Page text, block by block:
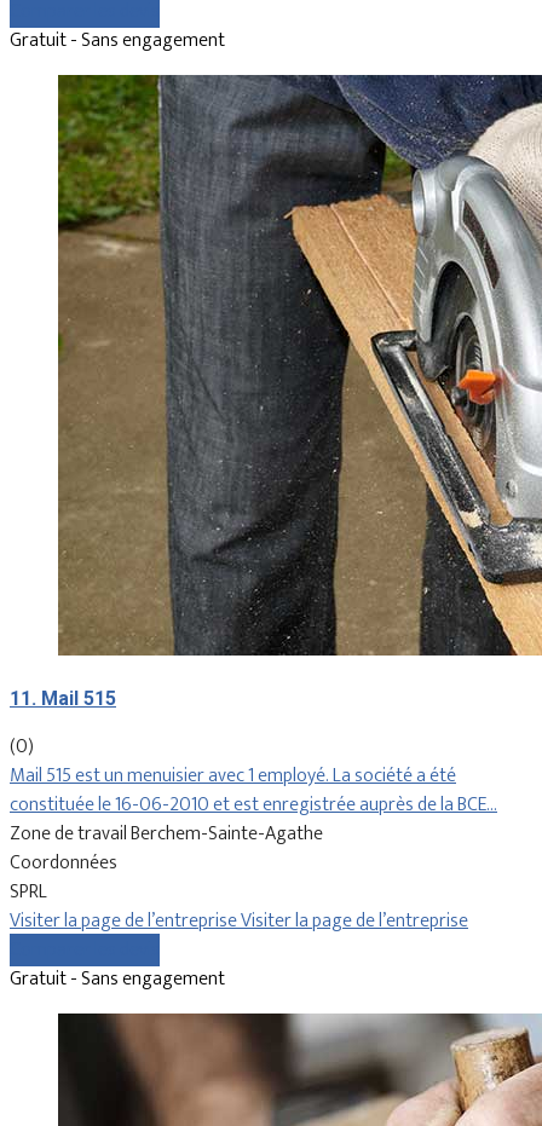
Gratuit - Sans engagement
11. Mail 515
(0)
Mail 515 est un menuisier avec 1 employé. La société a été
constituée le 16-06-2010 et est enregistrée auprès de la BCE…
Zone de travail Berchem-Sainte-Agathe
Coordonnées
SPRL
Visiter la page de l’entrepriseVisiter la page de l’entreprise
Gratuit - Sans engagement